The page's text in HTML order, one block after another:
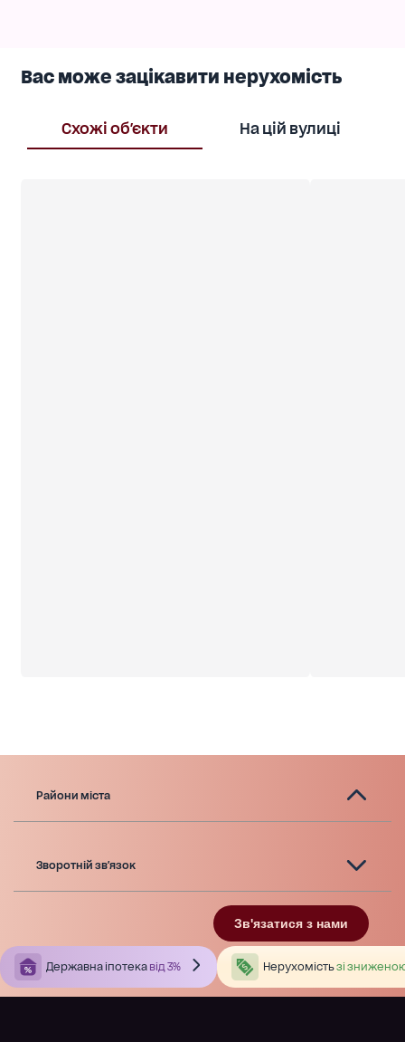
Вас може зацікавити нерухомість
Схожі об'єкти На цій вулиці
Райони міста
Зворотній зв'язок
Зв'язатися з нами
Державна іпотека від 3% Нерухомістьзі